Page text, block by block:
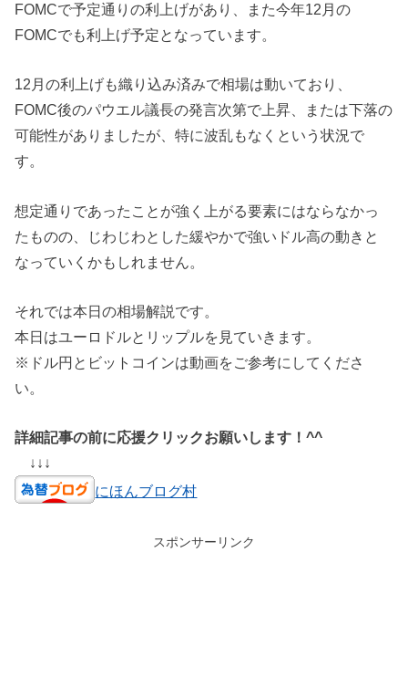
FOMCで予定通りの利上げがあり、また今年12月の
FOMCでも利上げ予定となっています。
12月の利上げも織り込み済みで相場は動いており、
FOMC後のパウエル議長の発言次第で上昇、または下落の
可能性がありましたが、特に波乱もなくという状況で
す。
想定通りであったことが強く上がる要素にはならなかっ
たものの、じわじわとした緩やかで強いドル高の動きと
なっていくかもしれません。
それでは本日の相場解説です。
本日はユーロドルとリップルを見ていきます。
※ドル円とビットコインは動画をご参考にしてくださ
い。
詳細記事の前に応援クリックお願いします！^^
↓↓↓
にほんブログ村
スポンサーリンク